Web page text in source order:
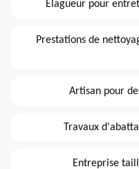
Elagueur pour
Prestations de
Artisan pour
Travaux
Entreprise